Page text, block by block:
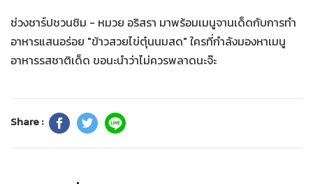
ช่วงชาร์ปชวนชิม - หมวย อริสรา มาพร้อมเมนูจานเด็ดกับการทำ
อาหารแสนอร่อย "ข้าวสวยไข่ตุ๋นนมสด" ใครที่กำลังมองหาเมนู
อาหารรสชาติเด็ด ขอนะนำว่าไม่ควรพลาดนะจ๊ะ
Share :